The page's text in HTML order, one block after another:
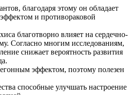
благодаря этому он обладает
и противораковой
благотворно влияет на сердечно-
Согласно многим исследованиям,
снижает вероятность развития
эффектом, поэтому полезен
способные улучшать настроение